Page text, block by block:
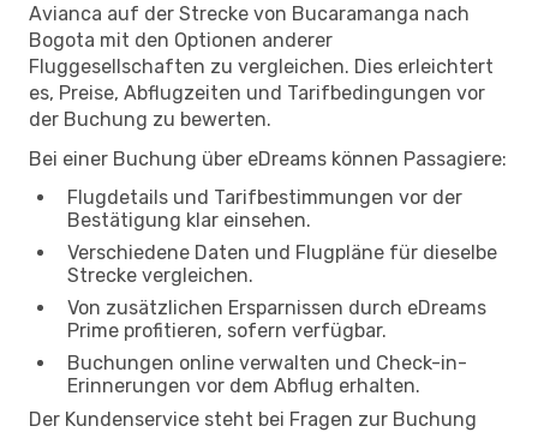
Avianca auf der Strecke von Bucaramanga nach
Bogota mit den Optionen anderer
Fluggesellschaften zu vergleichen. Dies erleichtert
es, Preise, Abflugzeiten und Tarifbedingungen vor
der Buchung zu bewerten.
Bei einer Buchung über eDreams können Passagiere:
Flugdetails und Tarifbestimmungen vor der
Bestätigung klar einsehen.
Verschiedene Daten und Flugpläne für dieselbe
Strecke vergleichen.
Von zusätzlichen Ersparnissen durch eDreams
Prime profitieren, sofern verfügbar.
Buchungen online verwalten und Check-in-
Erinnerungen vor dem Abflug erhalten.
Der Kundenservice steht bei Fragen zur Buchung